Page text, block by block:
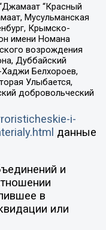
“Красный
Мусульманская
Крымско-
имени Номана
возрождения
Дуббайский
Белхороев,
Улыбается,
добровольческий
i-
данные
и
в
или